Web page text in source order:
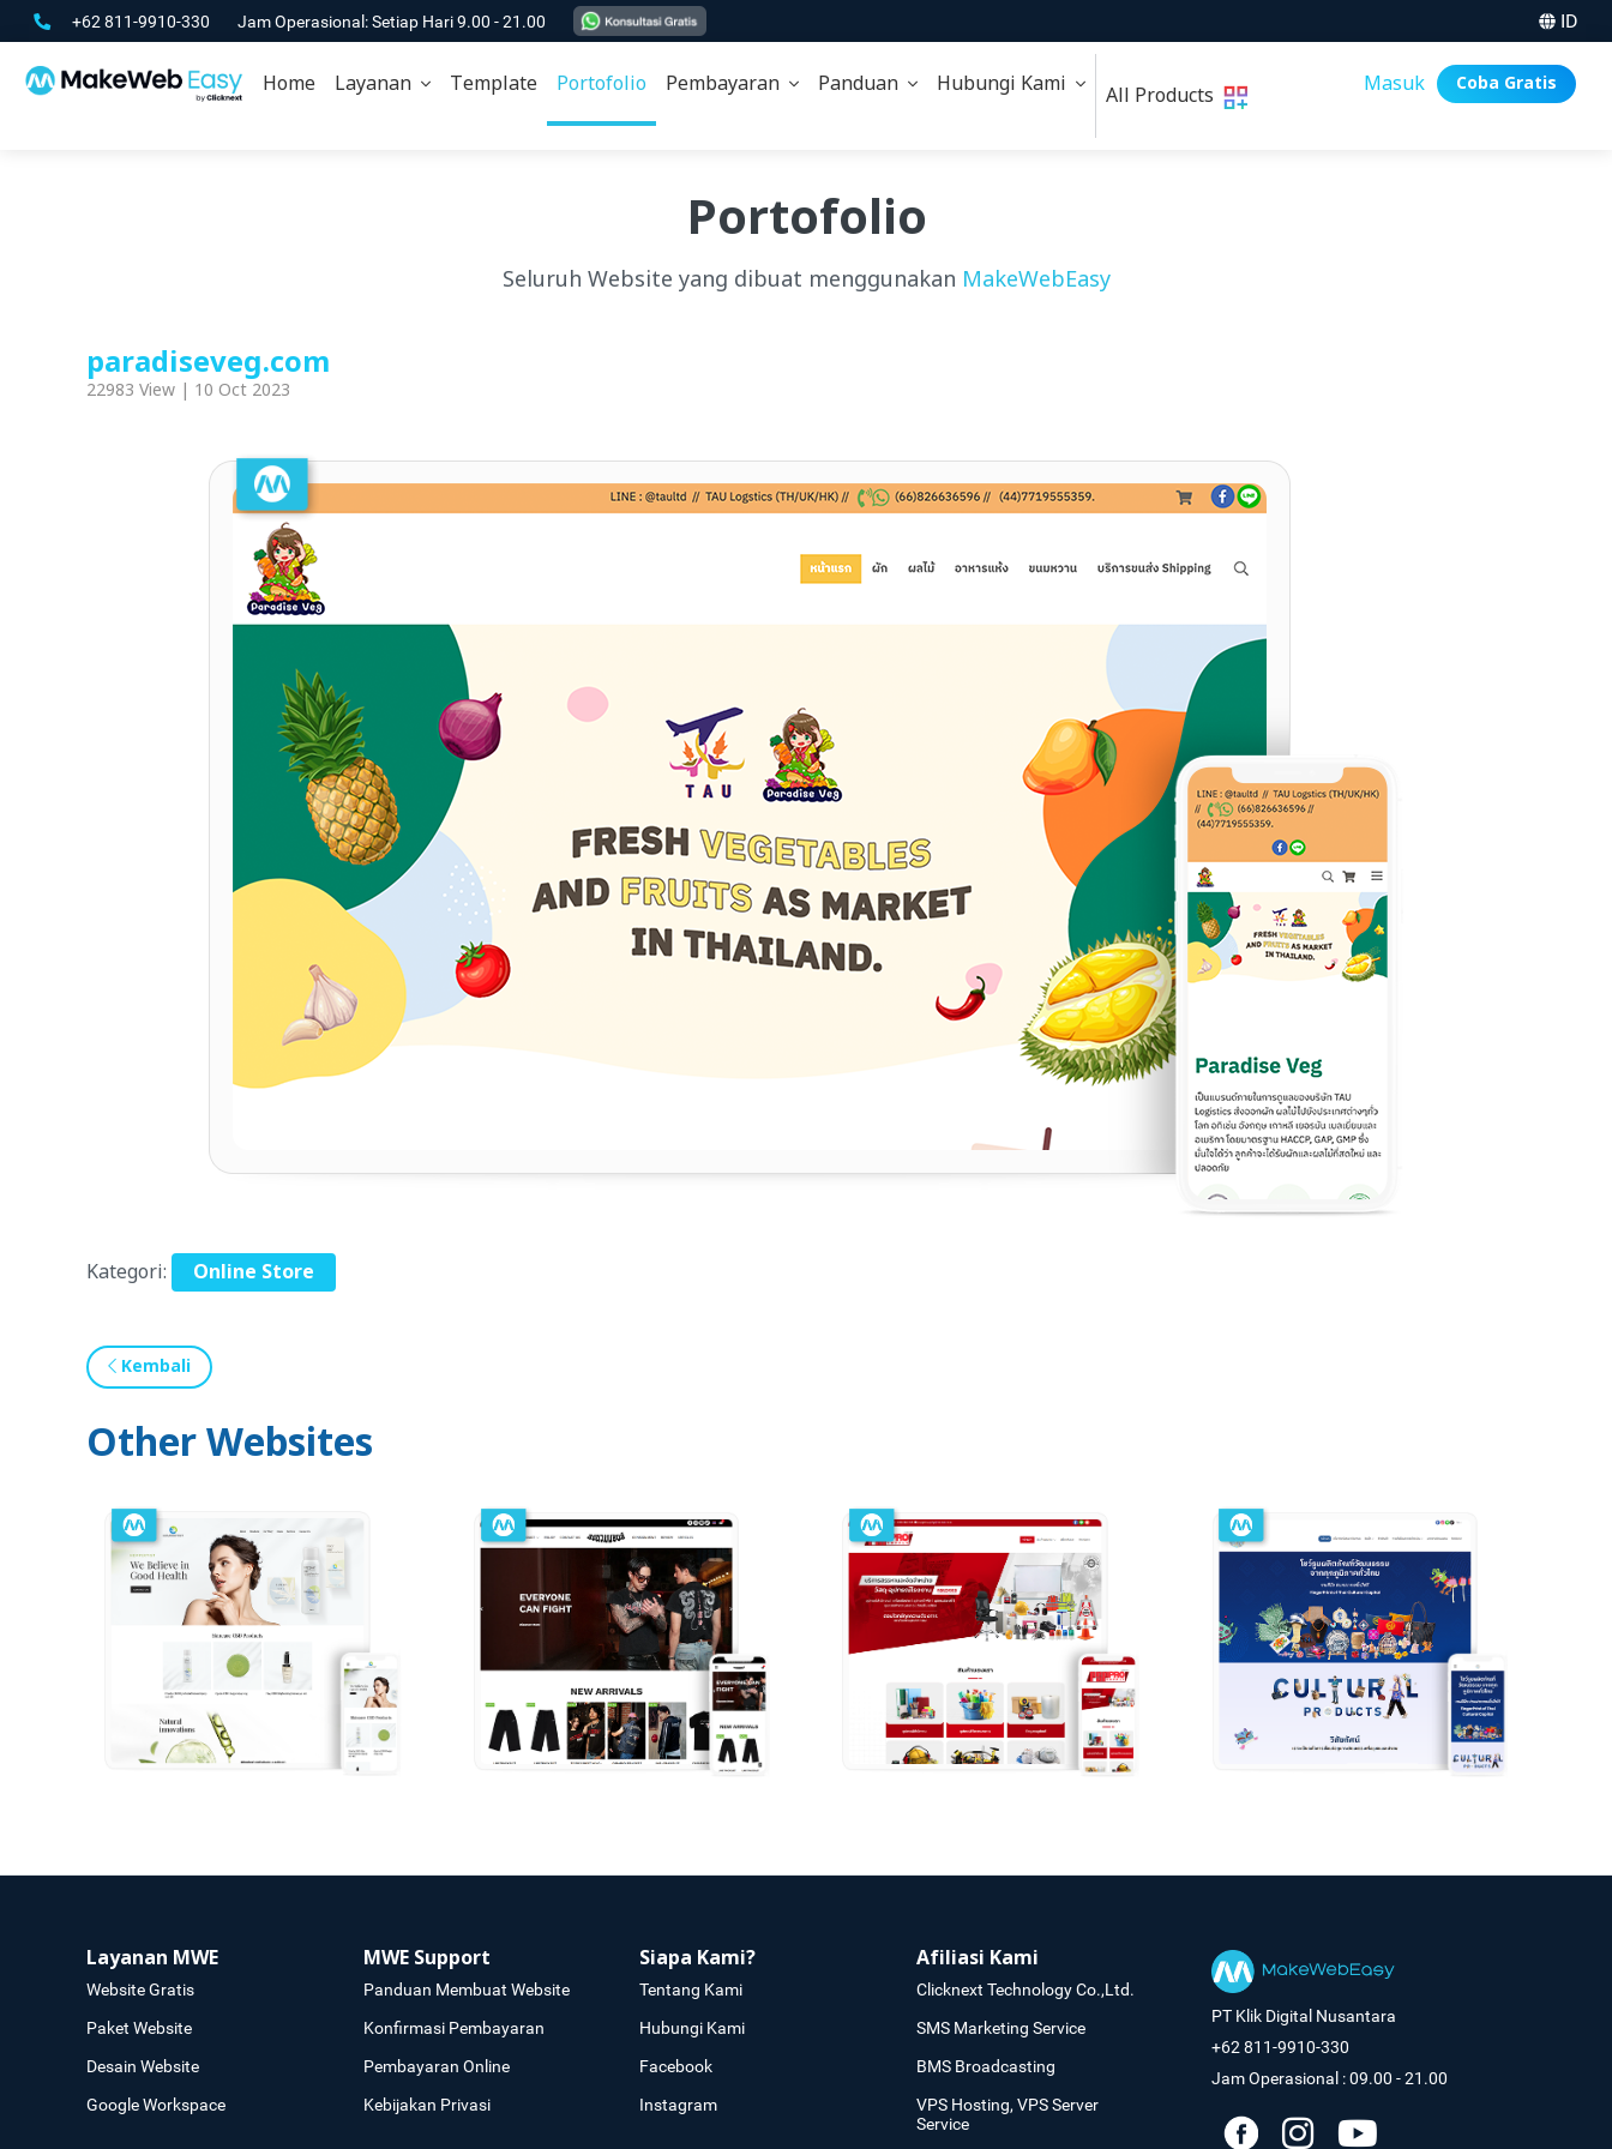
+62 811-9910-330 Jam Operasional: Setiap Hari 9.00 - 21.00 ID
Home Layanan Template Portofolio Pembayaran Panduan Hubungi Kami All Products Masuk Coba Gratis
Portofolio
Seluruh Website yang dibuat menggunakan MakeWebEasy
paradiseveg.com
22983 View | 10 Oct 2023
Kategori: Online Store
Kembali
Other Websites
Layanan MWE
Website Gratis
Paket Website
Desain Website
Google Workspace
MWE Support
Panduan Membuat Website
Konfirmasi Pembayaran
Pembayaran Online
Kebijakan Privasi
Siapa Kami?
Tentang Kami
Hubungi Kami
Facebook
Instagram
Afiliasi Kami
Clicknext Technology Co.,Ltd.
SMS Marketing Service
BMS Broadcasting
VPS Hosting, VPS Server
Service
PT Klik Digital Nusantara
+62 811-9910-330
Jam Operasional : 09.00 - 21.00